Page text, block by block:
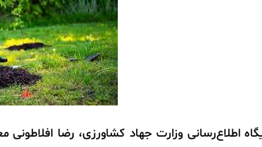
اطلاع‌رسانی وزارت جهاد کشاورزی، رضا